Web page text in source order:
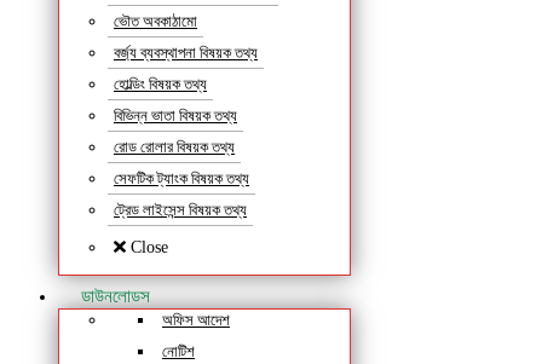
ভৌত অবকাঠামো
বর্জ্য ব্যবস্থাপনা বিষয়ক তথ্য
হোল্ডিং বিষয়ক তথ্য
বিভিন্ন ভাতা বিষয়ক তথ্য
রোড রোলার বিষয়ক তথ্য
সেফটিক ট্যাংক বিষয়ক তথ্য
ট্রেড লাইসেন্স বিষয়ক তথ্য
Close
ডাউনলোডস
অফিস আদেশ
নোটিশ